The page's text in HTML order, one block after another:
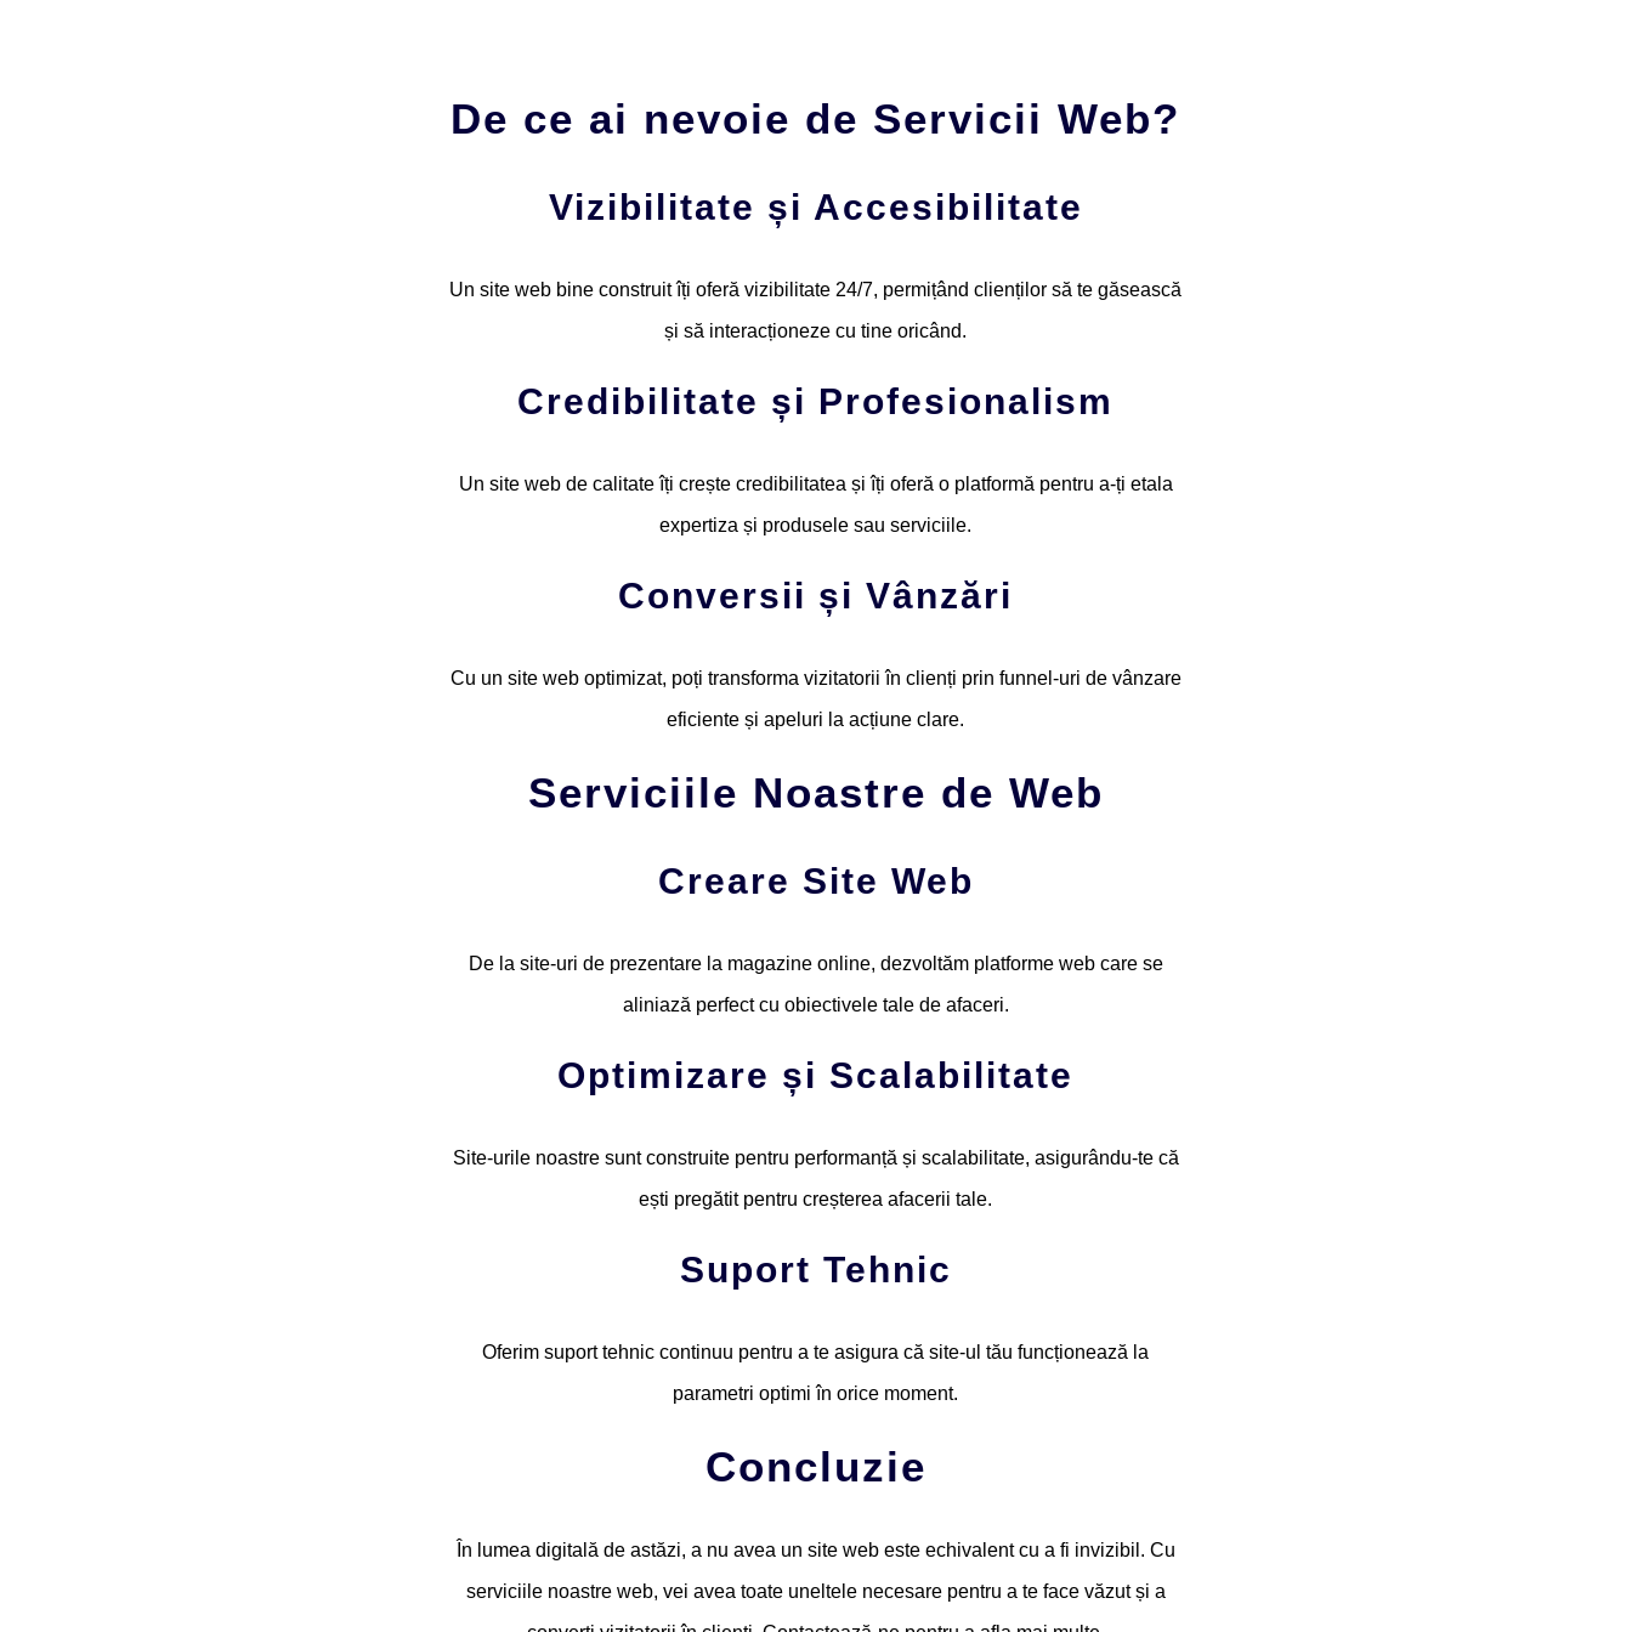
De ce ai nevoie de Servicii Web?
Vizibilitate și Accesibilitate
Un site web bine construit îți oferă vizibilitate 24/7, permițând clienților să te găsească
și să interacționeze cu tine oricând.
Credibilitate și Profesionalism
Un site web de calitate îți crește credibilitatea și îți oferă o platformă pentru a-ți etala
expertiza și produsele sau serviciile.
Conversii și Vânzări
Cu un site web optimizat, poți transforma vizitatorii în clienți prin funnel-uri de vânzare
eficiente și apeluri la acțiune clare.
Serviciile Noastre de Web
Creare Site Web
De la site-uri de prezentare la magazine online, dezvoltăm platforme web care se
aliniază perfect cu obiectivele tale de afaceri.
Optimizare și Scalabilitate
Site-urile noastre sunt construite pentru performanță și scalabilitate, asigurându-te că
ești pregătit pentru creșterea afacerii tale.
Suport Tehnic
Oferim suport tehnic continuu pentru a te asigura că site-ul tău funcționează la
parametri optimi în orice moment.
Concluzie
În lumea digitală de astăzi, a nu avea un site web este echivalent cu a fi invizibil. Cu
serviciile noastre web, vei avea toate uneltele necesare pentru a te face văzut și a